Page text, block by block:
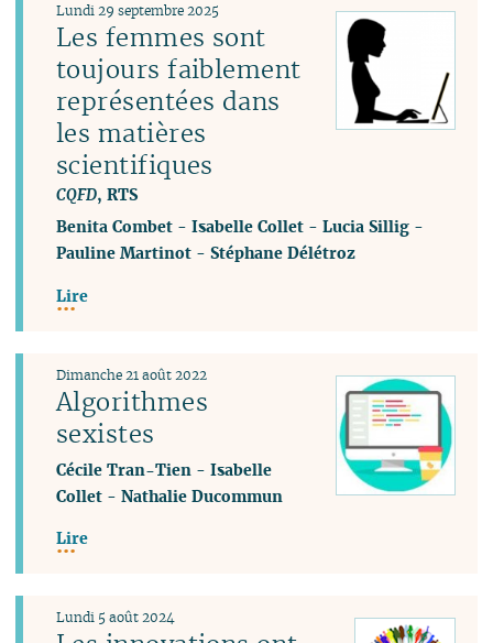
Les femmes sont
toujours faiblement
représentées dans
les matières
scientifiques
CQFD, RTS
Lundi 29 septembre 2025
Benita Combet -Isabelle Collet -Lucia Sillig -
Pauline Martinot -Stéphane Délétroz
Lire
Algorithmes
sexistes
Dimanche 21 août 2022
Cécile Tran-Tien -Isabelle
Collet -Nathalie Ducommun
Lire
Lundi 5 août 2024